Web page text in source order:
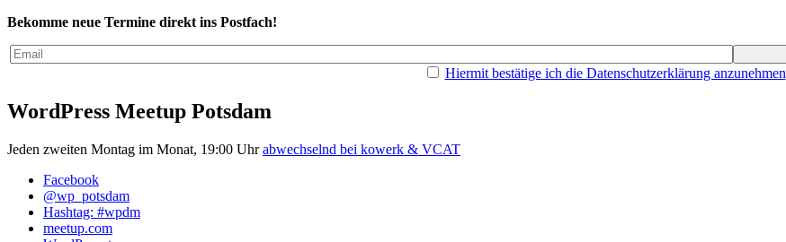
Bekomme neue Termine direkt ins Postfach!
Hiermit bestätige ich die Datenschutzerklärung anzunehmen
WordPress Meetup Potsdam
Jeden zweiten Montag im Monat, 19:00 Uhrabwechselnd bei kowerk & VCAT
Facebook
@wp_potsdam
Hashtag: #wpdm
meetup.com